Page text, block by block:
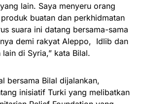
lain. Saya menyeru orang
buatan dan perkhidmatan
suara ini datang bersama-sama
demi rakyat Aleppo, Idlib dan
di Syria,” kata Bilal.
bersama Bilal dijalankan,
inisiatif Turki yang melibatkan